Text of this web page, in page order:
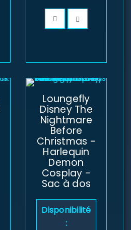
Loungefly
Disney The
Nightmare
Before
Christmas -
Harlequin
Demon
Cosplay -
Sac à dos
Disponibilité
: